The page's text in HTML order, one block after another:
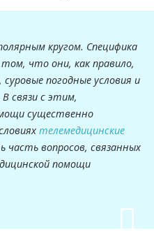
кругом. Специфика
что они, как правило,
погодные условия и
связи с этим,
существенно
телемедицинские
вопросов, связанных
помощи